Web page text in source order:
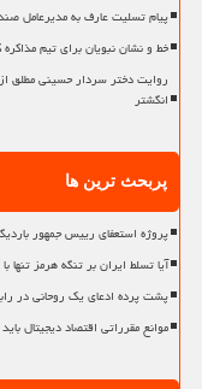
پیام تسلیت عارف به مدیرعامل
خط و نشان نبویان برای تیم
روایت دختر سردار حسینی مطلق
انگشتر
پربحث ترین ها
پروژه استعفای رییس جمهور
آیا تسلط ایران بر تنگه هرمز
پشت پرده ادعای یک روحانی در رابطه با ۲۸ بار استعفای
موانع مقرراتی اقتصاد دیجیتال